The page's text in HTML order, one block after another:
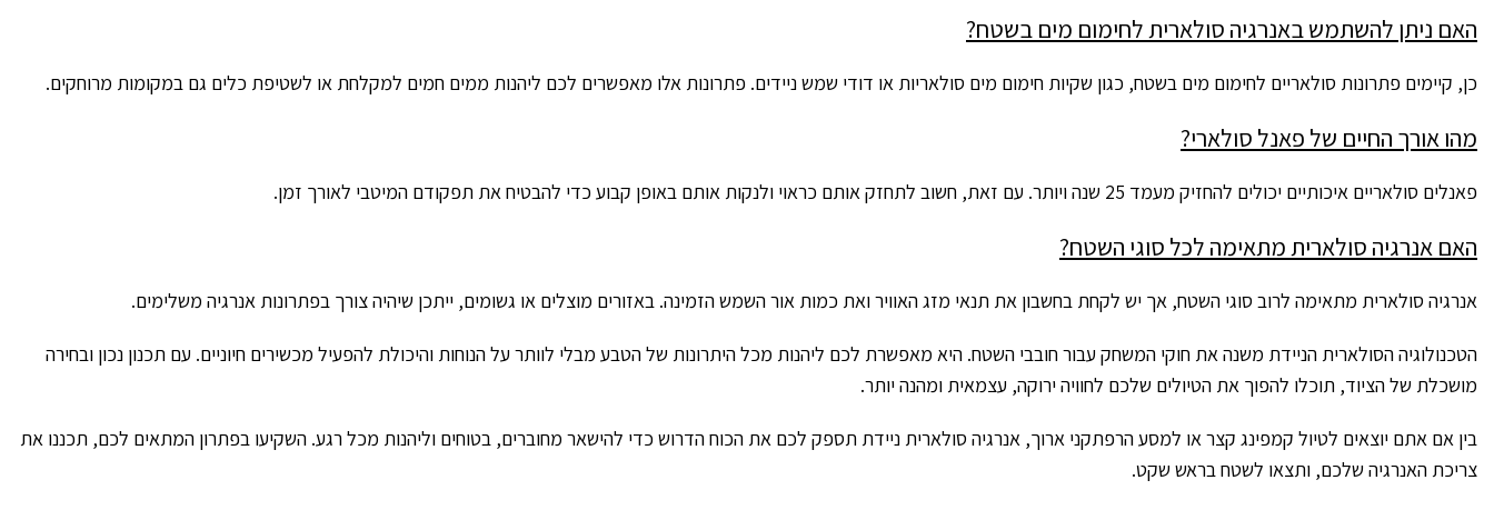
האם ניתן להשתמש באנרגיה סולארית לחימום מים בשטח?
כן, קיימים פתרונות סולאריים לחימום מים בשטח, כגון שקיות חימום מים סולאריות או דודי שמש ניידים. פתרונות אלו מאפשרים לכם ליהנות ממים חמים למקלחת או לשטיפת כלים גם במקומות מרוחקים.
מהו אורך החיים של פאנל סולארי?
פאנלים סולאריים איכותיים יכולים להחזיק מעמד 25 שנה ויותר. עם זאת, חשוב לתחזק אותם כראוי ולנקות אותם באופן קבוע כדי להבטיח את תפקודם המיטבי לאורך זמן.
האם אנרגיה סולארית מתאימה לכל סוגי השטח?
אנרגיה סולארית מתאימה לרוב סוגי השטח, אך יש לקחת בחשבון את תנאי מזג האוויר ואת כמות אור השמש הזמינה. באזורים מוצלים או גשומים, ייתכן שיהיה צורך בפתרונות אנרגיה משלימים.
הטכנולוגיה הסולארית הניידת משנה את חוקי המשחק עבור חובבי השטח. היא מאפשרת לכם ליהנות מכל היתרונות של הטבע מבלי לוותר על הנוחות והיכולת להפעיל מכשירים חיוניים. עם תכנון נכון ובחירה
מושכלת של הציוד, תוכלו להפוך את הטיולים שלכם לחוויה ירוקה, עצמאית ומהנה יותר.
בין אם אתם יוצאים לטיול קמפינג קצר או למסע הרפתקני ארוך, אנרגיה סולארית ניידת תספק לכם את הכוח הדרוש כדי להישאר מחוברים, בטוחים וליהנות מכל רגע. השקיעו בפתרון המתאים לכם, תכננו את
צריכת האנרגיה שלכם, ותצאו לשטח בראש שקט.